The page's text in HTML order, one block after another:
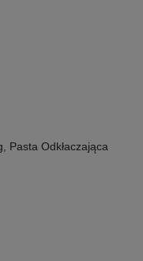
Pasta Odkłaczająca